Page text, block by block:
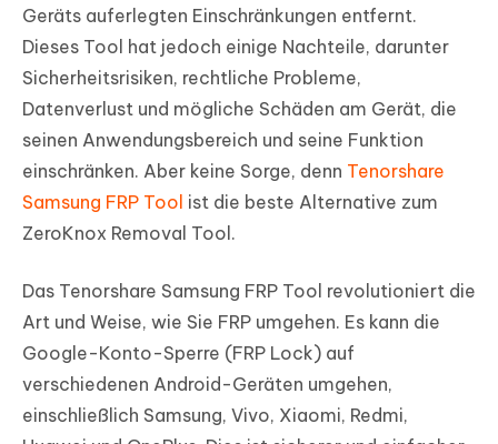
Geräts auferlegten Einschränkungen entfernt.
Dieses Tool hat jedoch einige Nachteile, darunter
Sicherheitsrisiken, rechtliche Probleme,
Datenverlust und mögliche Schäden am Gerät, die
seinen Anwendungsbereich und seine Funktion
einschränken. Aber keine Sorge, denn Tenorshare
Samsung FRP Tool ist die beste Alternative zum
ZeroKnox Removal Tool.
Das Tenorshare Samsung FRP Tool revolutioniert die
Art und Weise, wie Sie FRP umgehen. Es kann die
Google-Konto-Sperre (FRP Lock) auf
verschiedenen Android-Geräten umgehen,
einschließlich Samsung, Vivo, Xiaomi, Redmi,